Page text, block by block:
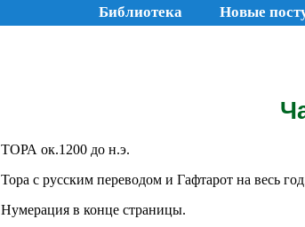
Библиотека Новые
ТОРА ок.1200 до н.э.
Тора с русским переводом и Гафтарот на весь
Нумерация в конце страницы.